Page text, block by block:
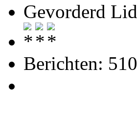
Gevorderd Lid
Berichten: 510